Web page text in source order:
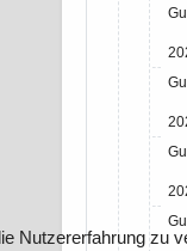
Nutzererfahrung zu